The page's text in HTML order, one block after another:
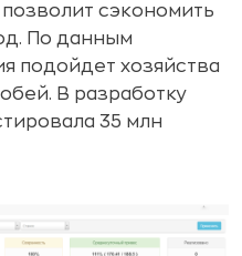
сэкономить
По данным
подойдет хозяйства
В разработку
35 млн